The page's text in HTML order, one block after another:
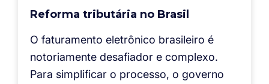
Reforma tributária no Brasil
O faturamento eletrônico brasileiro é
notoriamente desafiador e complexo.
Para simplificar o processo, o governo